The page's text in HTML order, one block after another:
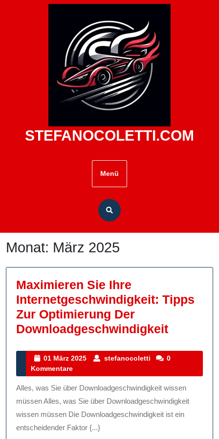
STEFANOCOLETTI.COM
Menü
Monat: März 2025
Maximieren Sie Ihre
Internetgeschwindigkeit: Tipps
Zur Optimierung Der
Downloadgeschwindigkeit
Ihre
Tipps
Zur
01 März 2025
01
2025
stefanocoletti stefanocoletti
0
Kommentare
Alles, was Sie über Downloadgeschwindigkeit wissen
müssen Alles, was Sie über Downloadgeschwindigkeit
wissen müssen Die Downloadgeschwindigkeit ist ein
entscheidender Faktor {...}